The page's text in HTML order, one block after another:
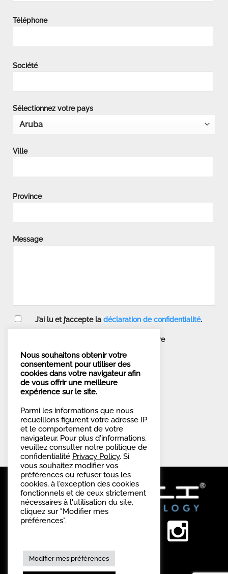
Téléphone
Société
Sélectionnez votre pays
Ville
Province
Message
J’ai lu et j’accepte ladéclaration de confidentialité.
Je ne souhaite pas m’inscrire à la lettre
d’informations.
s'inscrire à la newsletter
Nous souhaitons obtenir votre
consentement pour utiliser des
cookies dans votre navigateur afin
de vous offrir une meilleure
expérience sur le site.
Parmi les informations que nous
recueillons figurent votre adresse IP
et le comportement de votre
navigateur. Pour plus d'informations,
veuillez consulter notre politique de
confidentialité Privacy Policy. Si
vous souhaitez modifier vos
préférences ou refuser tous les
cookies, à l'exception des cookies
fonctionnels et de ceux strictement
nécessaires à l'utilisation du site,
cliquez sur "Modifier mes
préférences".
Modifier mes préférences